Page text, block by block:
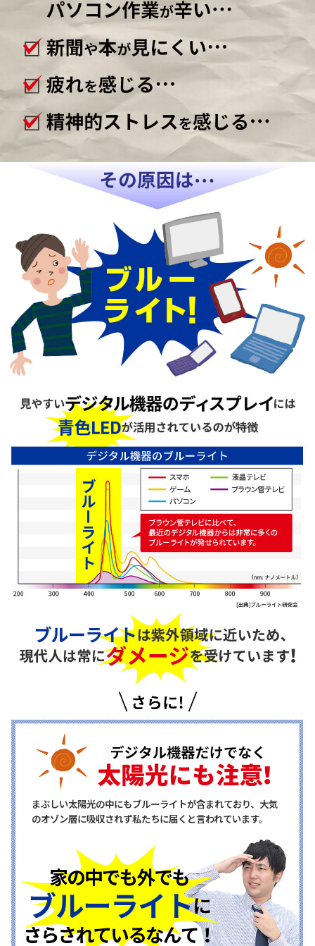
まぶしい太陽光の中にもブルーライトが含まれており、大気
のオゾン層に吸収されず私たちに届くと言われています。